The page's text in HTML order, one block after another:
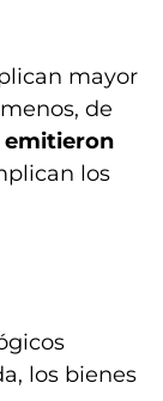
mayor
de
emitieron
los
los bienes